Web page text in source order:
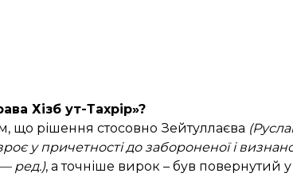
Хізб ут-Тахрір»?
що рішення стосовно Зейтуллаєва
у причетності до забороненої і
— ред.), а точніше вирок – був повернутий